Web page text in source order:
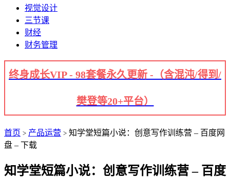
视觉设计
三节课
财经
财务管理
终身成长VIP - 98套餐永久更新 -（含混沌/得到/
樊登等20+平台）
首页 > 产品运营 > 知学堂短篇小说：创意写作训练营 – 百度网
盘 – 下载
知学堂短篇小说：创意写作训练营 – 百度